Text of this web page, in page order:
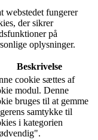
webstedet fungerer
der sikrer
på
oplysninger.
Beskrivelse
cookie sættes af
modul. Denne
bruges til at gemme
samtykke til
i kategorien